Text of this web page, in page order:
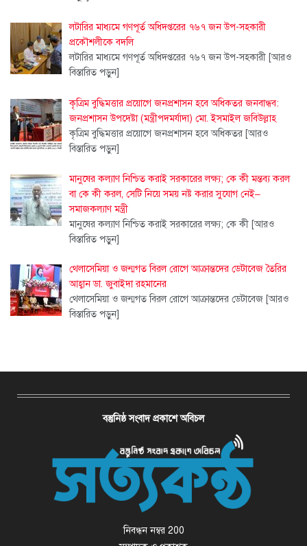
লটারির মাধ্যমে গণপূর্ত অধিদপ্তরের ৭৬৭ জন উপ-সহকারী
প্রকৌশলীকে বদলি
লটারির মাধ্যমে গণপূর্ত অধিদপ্তরের ৭৬৭ জন উপ-সহকারী [আরও
বিস্তারিত পড়ুন]
কৃত্রিম বুদ্ধিমত্তার প্রয়োগে জনপ্রশাসন হবে অধিকতর জনবান্ধব:
জনপ্রশাসন উপদেষ্টা (মন্ত্রীপদমর্যাদা) মো. ইসমাইল জবিউল্লাহ
কৃত্রিম বুদ্ধিমত্তার প্রয়োগে জনপ্রশাসন হবে অধিকতর [আরও
বিস্তারিত পড়ুন]
মানুষের কল্যাণ নিশ্চিত করাই সরকারের লক্ষ্য; কে কী মন্তব্য করল
বা কে কী করল, সেটি নিয়ে সময় নষ্ট করার সুযোগ নেই–
সমাজকল্যাণ মন্ত্রী
মানুষের কল্যাণ নিশ্চিত করাই সরকারের লক্ষ্য; কে কী [আরও
বিস্তারিত পড়ুন]
থেলাসেমিয়া ও জন্মগত বিরল রোগে আক্রান্তদের ডেটাবেজ তৈরির
আহ্বান ডা. জুবাইদা রহমানের
থেলাসেমিয়া ও জন্মগত বিরল রোগে আক্রান্তদের ডেটাবেজ [আরও
বিস্তারিত পড়ুন]
বস্তুনিষ্ঠ সংবাদ প্রকাশে অবিচল
নিবন্ধন নম্বর 200